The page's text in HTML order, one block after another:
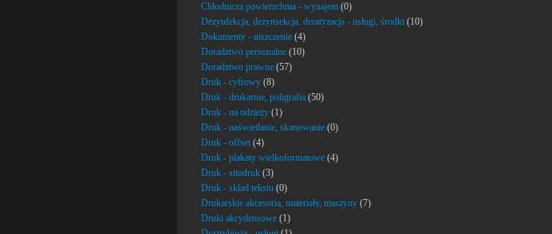
Chłodnicza powierzchnia - wynajem (0)
Dezynfekcja, dezynsekcja, deratyzacja - usługi, środki (10)
Dokumenty - niszczenie (4)
Doradztwo personalne (10)
Doradztwo prawne (57)
Druk - cyfrowy (8)
Druk - drukarnie, poligrafia (50)
Druk - na odzieży (1)
Druk - naświetlanie, skanowanie (0)
Druk - offset (4)
Druk - plakaty wielkoformatowe (4)
Druk - sitodruk (3)
Druk - skład tekstu (0)
Drukarskie akcesoria, materiały, maszyny (7)
Druki akcydensowe (1)